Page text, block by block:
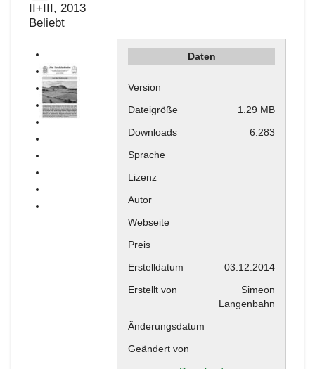
II+III, 2013
Beliebt
Daten
Version
Dateigröße
1.29 MB
Downloads
6.283
Sprache
Lizenz
Autor
Webseite
Preis
Erstelldatum
03.12.2014
Erstellt von
Simeon
Langenbahn
Änderungsdatum
Geändert von